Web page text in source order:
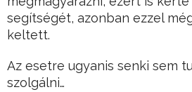
segítségét, azonban ezzel
keltett.
Az esetre ugyanis senki sem
szolgálni…